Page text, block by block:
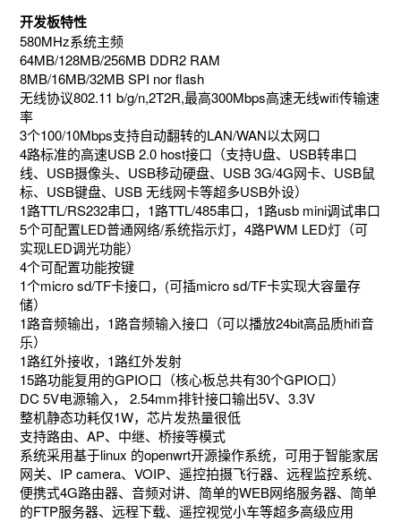
开发板特性
580MHz系统主频
64MB/128MB/256MB DDR2 RAM
8MB/16MB/32MB SPI nor flash
无线协议802.11 b/g/n,2T2R,最高300Mbps高速无线wifi传输速
率
3个100/10Mbps支持自动翻转的LAN/WAN以太网口
4路标准的高速USB 2.0 host接口（支持U盘、USB转串口
线、USB摄像头、USB移动硬盘、USB 3G/4G网卡、USB鼠
标、USB键盘、USB 无线网卡等超多USB外设）
1路TTL/RS232串口，1路TTL/485串口，1路usb mini调试串口
5个可配置LED普通网络/系统指示灯，4路PWM LED灯（可
实现LED调光功能）
4个可配置功能按键
1个micro sd/TF卡接口，(可插micro sd/TF卡实现大容量存
储）
1路音频输出，1路音频输入接口（可以播放24bit高品质hifi音
乐）
1路红外接收，1路红外发射
15路功能复用的GPIO口（核心板总共有30个GPIO口）
DC 5V电源输入， 2.54mm排针接口输出5V、3.3V
整机静态功耗仅1W，芯片发热量很低
支持路由、AP、中继、桥接等模式
系统采用基于linux 的openwrt开源操作系统，可用于智能家居
网关、IP camera、VOIP、遥控拍摄飞行器、远程监控系统、
便携式4G路由器、音频对讲、简单的WEB网络服务器、简单
的FTP服务器、远程下载、遥控视觉小车等超多高级应用